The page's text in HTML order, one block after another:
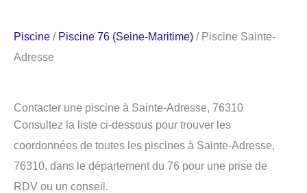
Piscine / Piscine 76 (Seine-Maritime) / Piscine Sainte-
Adresse
Contacter une piscine à Sainte-Adresse, 76310
Consultez la liste ci-dessous pour trouver les
coordonnées de toutes les piscines à Sainte-Adresse,
76310, dans le département du 76 pour une prise de
RDV ou un conseil.